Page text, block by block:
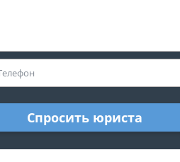
Спросить юриста